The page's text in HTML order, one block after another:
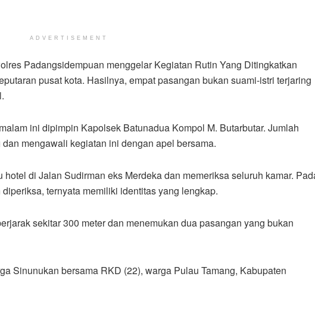
ADVERTISEMENT
Padangsidempuan menggelar Kegiatan Rutin Yang Ditingkatkan
pusat kota. Hasilnya, empat pasangan bukan suami-istri terjaring
ini dipimpin Kapolsek Batunadua Kompol M. Butarbutar. Jumlah
mengawali kegiatan ini dengan apel bersama.
di Jalan Sudirman eks Merdeka dan memeriksa seluruh kamar.
ternyata memiliki identitas yang lengkap.
sekitar 300 meter dan menemukan dua pasangan yang bukan
Sinunukan bersama RKD (22), warga Pulau Tamang, Kabupaten